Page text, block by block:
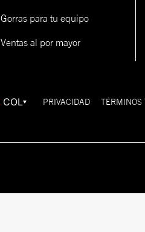
Gorras para tu equipo
Ventas al por mayor
COL PRIVACIDAD TÉRMINOS